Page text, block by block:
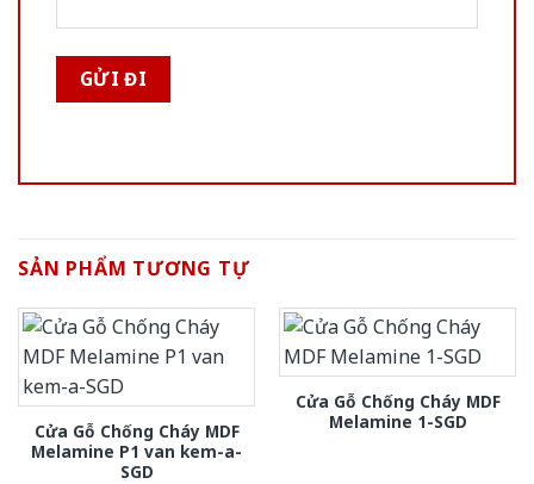
SẢN PHẨM TƯƠNG TỰ
Cửa Gỗ Chống Cháy MDF
Melamine P1 van kem-a-
SGD
Cửa Gỗ Chống Cháy MDF
Melamine 1-SGD